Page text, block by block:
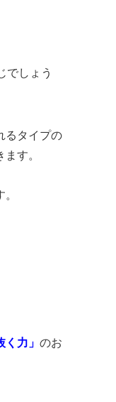
でしょう
るタイプの
す。
力」 のお